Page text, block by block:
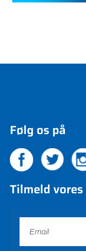
Følg os på
Tilmeld